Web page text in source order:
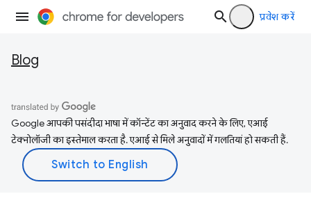
प्रवेश करें
Blog
Google आपकी पसंदीदा भाषा में कॉन्टेंट का अनुवाद करने के लिए, एआई
टेक्नोलॉजी का इस्तेमाल करता है. एआई से मिले अनुवादों में गलतियां हो सकती हैं.